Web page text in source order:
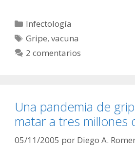
Categorías
Infectología
Etiquetas
Gripe,vacuna
2 comentarios
Una pandemia de
matar a tres millones
05/11/2005 por Diego A.